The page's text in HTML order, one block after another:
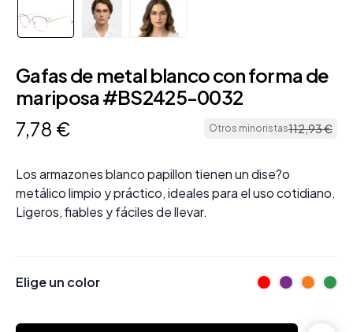
Gafas de metal blanco con forma de
mariposa #BS2425-0032
7,78 € Otros minoristas112,93€
Los armazones blanco papillon tienen un dise?o
metálico limpio y práctico, ideales para el uso cotidiano.
Ligeros, fiables y fáciles de llevar.
Elige un color